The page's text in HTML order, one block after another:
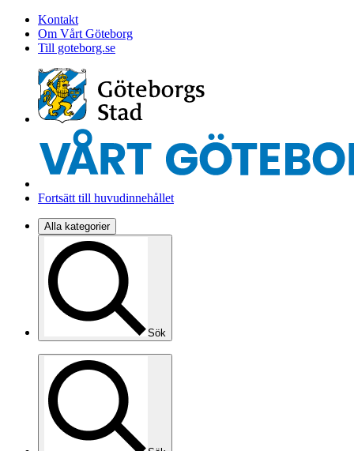
Kontakt
Om Vårt Göteborg
Till goteborg.se
Fortsätt till huvudinnehållet
Alla kategorier
Sök